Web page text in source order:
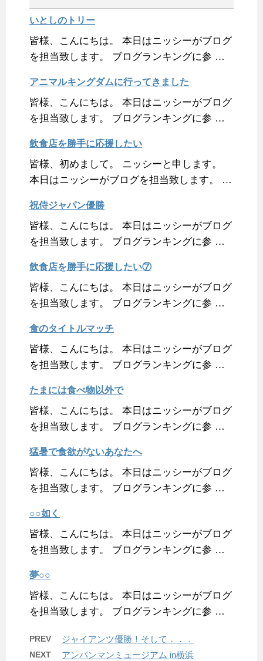
いとしのトリー
皆様、こんにちは。 本日はニッシーがブログ
を担当致します。 ブログランキングに参 …
アニマルキングダムに行ってきました
皆様、こんにちは。 本日はニッシーがブログ
を担当致します。 ブログランキングに参 …
飲食店を勝手に応援したい
皆様、初めまして。 ニッシーと申します。
本日はニッシーがブログを担当致します。 …
祝侍ジャパン優勝
皆様、こんにちは。 本日はニッシーがブログ
を担当致します。 ブログランキングに参 …
飲食店を勝手に応援したい⑦
皆様、こんにちは。 本日はニッシーがブログ
を担当致します。 ブログランキングに参 …
食のタイトルマッチ
皆様、こんにちは。 本日はニッシーがブログ
を担当致します。 ブログランキングに参 …
たまには食べ物以外で
皆様、こんにちは。 本日はニッシーがブログ
を担当致します。 ブログランキングに参 …
猛暑で食欲がないあなたへ
皆様、こんにちは。 本日はニッシーがブログ
を担当致します。 ブログランキングに参 …
○○如く
皆様、こんにちは。 本日はニッシーがブログ
を担当致します。 ブログランキングに参 …
夢○○
皆様、こんにちは。 本日はニッシーがブログ
を担当致します。 ブログランキングに参 …
PREV ジャイアンツ優勝！そして．．．
NEXT アンパンマンミュージアム in横浜